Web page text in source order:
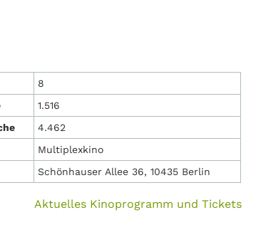
8
1.516
4.462
Multiplexkino
Schönhauser Allee 36, 10435 Berlin
Aktuelles Kinoprogramm und Tickets